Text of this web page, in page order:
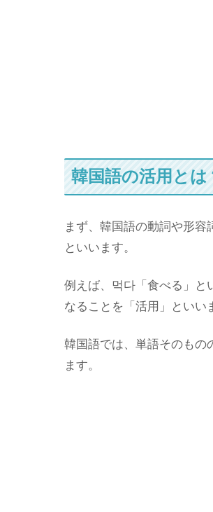
韓国語の活用とは
まず、韓国語の動詞や形容
といいます。
例えば、먹다「食べる」と
なることを「活用」といい
韓国語では、単語そのもの
ます。